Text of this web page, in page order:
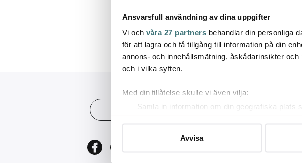
Ansvarsfull användning av dina uppgifter
Vi och våra 27 partners behandlar din personliga
för att lagra och få tillgång till information på din
annons- och innehållsmätning, åskådarinsikter
och i vilka syften.
Med din tillåtelse skulle vi även vilja:
Samla in information om din geografiska plats
eller dra tillbaka ditt samtycke när som helst från
Avvisa
Kundservice
Presentkort